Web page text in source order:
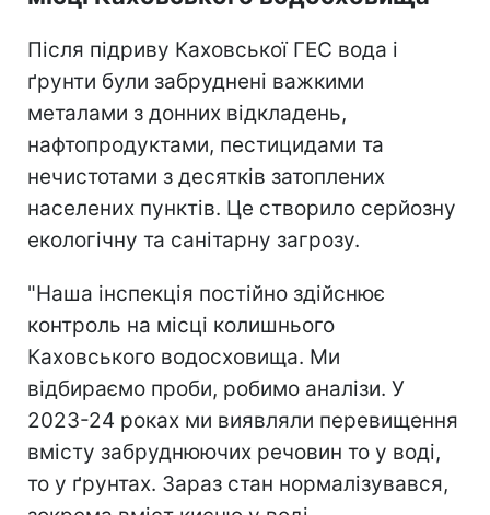
Після підриву Каховської ГЕС вода і
ґрунти були забруднені важкими
металами з донних відкладень,
нафтопродуктами, пестицидами та
нечистотами з десятків затоплених
населених пунктів. Це створило серйозну
екологічну та санітарну загрозу.
"Наша інспекція постійно здійснює
контроль на місці колишнього
Каховського водосховища. Ми
відбираємо проби, робимо аналізи. У
2023-24 роках ми виявляли перевищення
вмісту забруднюючих речовин то у воді,
то у ґрунтах. Зараз стан нормалізувався,